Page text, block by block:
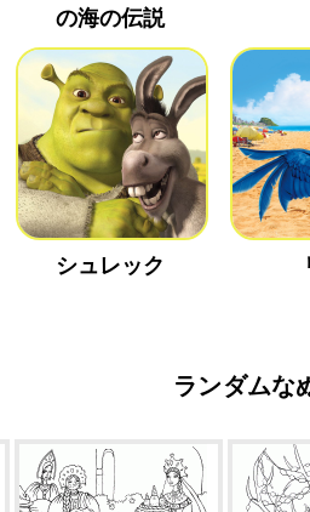
の海の伝説
シュレック
ランダムな